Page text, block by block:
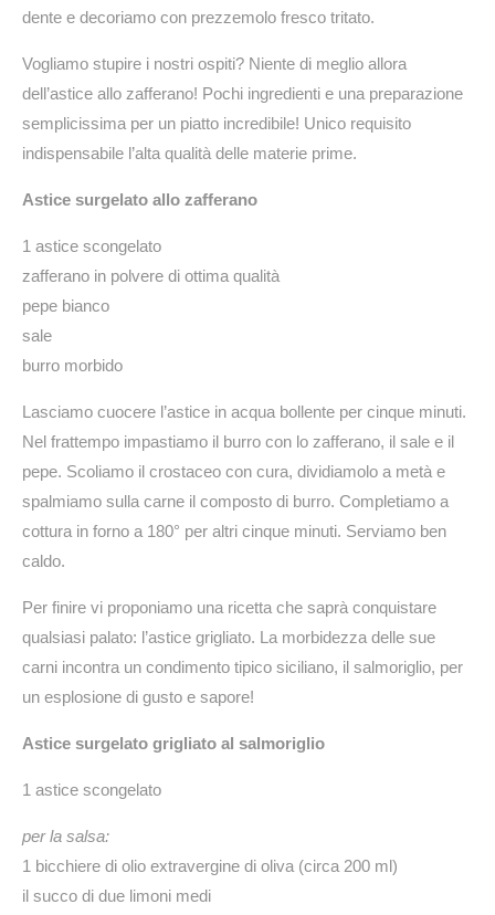
dente e decoriamo con prezzemolo fresco tritato.
Vogliamo stupire i nostri ospiti? Niente di meglio allora
dell’astice allo zafferano! Pochi ingredienti e una preparazione
semplicissima per un piatto incredibile! Unico requisito
indispensabile l’alta qualità delle materie prime.
Astice surgelato allo zafferano
1 astice scongelato
zafferano in polvere di ottima qualità
pepe bianco
sale
burro morbido
Lasciamo cuocere l’astice in acqua bollente per cinque minuti.
Nel frattempo impastiamo il burro con lo zafferano, il sale e il
pepe. Scoliamo il crostaceo con cura, dividiamolo a metà e
spalmiamo sulla carne il composto di burro. Completiamo a
cottura in forno a 180° per altri cinque minuti. Serviamo ben
caldo.
Per finire vi proponiamo una ricetta che saprà conquistare
qualsiasi palato: l’astice grigliato. La morbidezza delle sue
carni incontra un condimento tipico siciliano, il salmoriglio, per
un esplosione di gusto e sapore!
Astice surgelato grigliato al salmoriglio
1 astice scongelato
per la salsa:
1 bicchiere di olio extravergine di oliva (circa 200 ml)
il succo di due limoni medi